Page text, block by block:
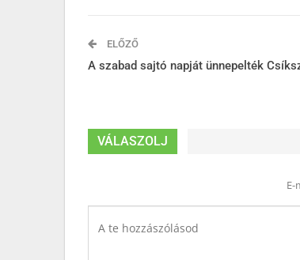
ELŐZŐ
A szabad sajtó napját ünnepelték
VÁLASZOLJ